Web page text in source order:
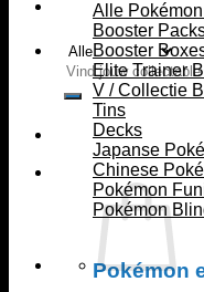
Zoeken
naar:
Alle Pokémon
Booster
Booster
Elite Trainer
V / Collectie
Tins
Decks
Japanse
Chinese
Pokémon
Pokémon
Pokémon